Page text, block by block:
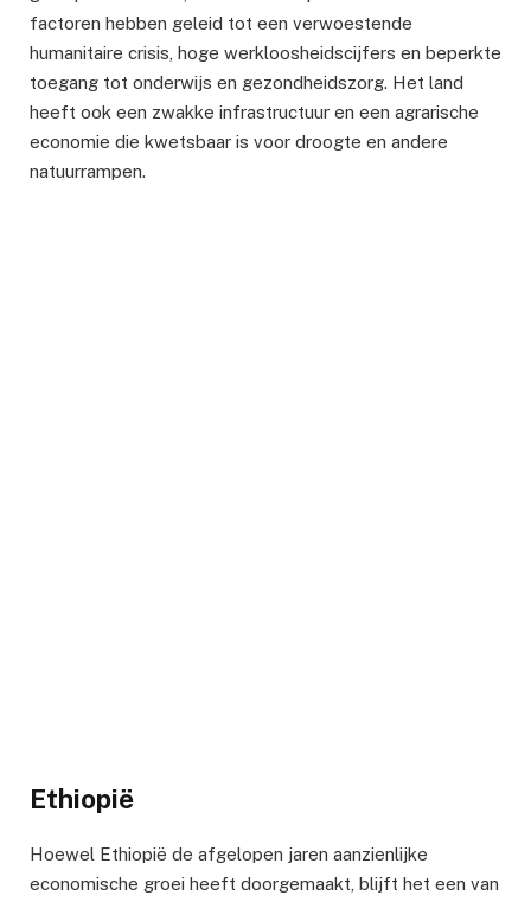
factoren hebben geleid tot een verwoestende
humanitaire crisis, hoge werkloosheidscijfers en beperkte
toegang tot onderwijs en gezondheidszorg. Het land
heeft ook een zwakke infrastructuur en een agrarische
economie die kwetsbaar is voor droogte en andere
natuurrampen.
Ethiopië
Hoewel Ethiopië de afgelopen jaren aanzienlijke
economische groei heeft doorgemaakt, blijft het een van